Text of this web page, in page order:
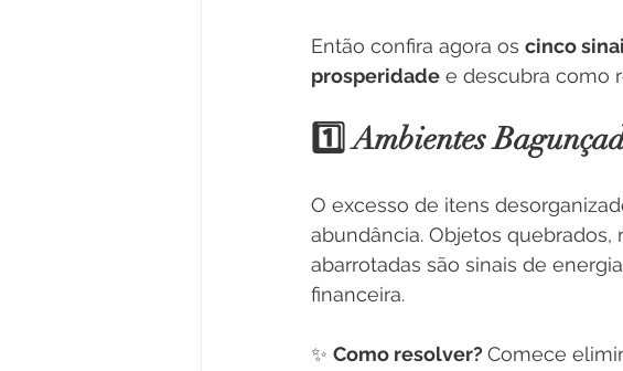
Então confira agora os cinco
prosperidade e descubra como
1️⃣ Ambientes
O excesso de itens
abundância. Objetos
abarrotadas são sinais de
financeira.
✨ Como resolver? Comece